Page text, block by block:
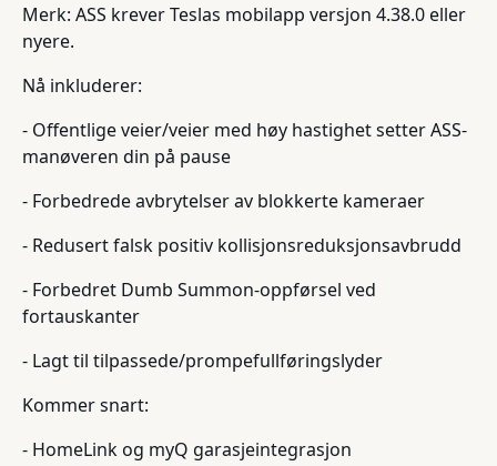
Merk: ASS krever Teslas mobilapp versjon 4.38.0 eller
nyere.
Nå inkluderer:
- Offentlige veier/veier med høy hastighet setter ASS-
manøveren din på pause
- Forbedrede avbrytelser av blokkerte kameraer
- Redusert falsk positiv kollisjonsreduksjonsavbrudd
- Forbedret Dumb Summon-oppførsel ved
fortauskanter
- Lagt til tilpassede/prompefullføringslyder
Kommer snart:
- HomeLink og myQ garasjeintegrasjon